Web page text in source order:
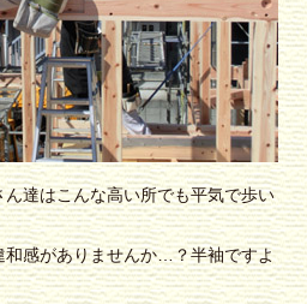
達はこんな高い所でも平気で歩い
和感がありませんか…？半袖ですよ